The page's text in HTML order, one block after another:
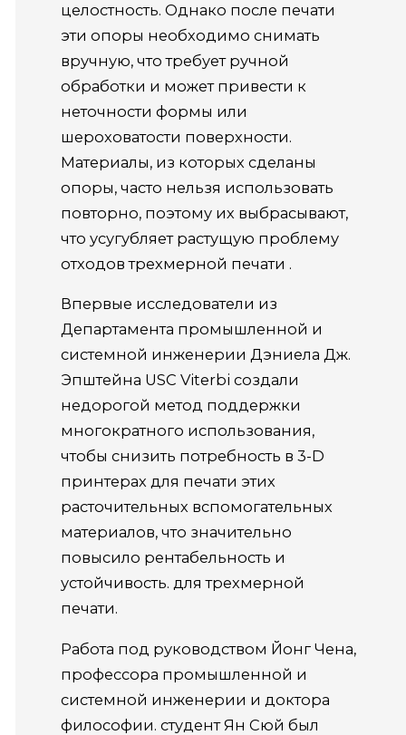
целостность. Однако после печати
эти опоры необходимо снимать
вручную, что требует ручной
обработки и может привести к
неточности формы или
шероховатости поверхности.
Материалы, из которых сделаны
опоры, часто нельзя использовать
повторно, поэтому их выбрасывают,
что усугубляет растущую проблему
отходов трехмерной печати .
Впервые исследователи из
Департамента промышленной и
системной инженерии Дэниела Дж.
Эпштейна USC Viterbi создали
недорогой метод поддержки
многократного использования,
чтобы снизить потребность в 3-D
принтерах для печати этих
расточительных вспомогательных
материалов, что значительно
повысило рентабельность и
устойчивость. для трехмерной
печати.
Работа под руководством Йонг Чена,
профессора промышленной и
системной инженерии и доктора
философии. студент Ян Сюй был